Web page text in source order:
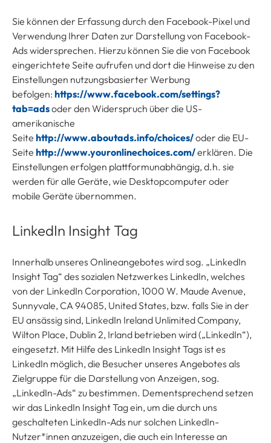
Sie können der Erfassung durch den Facebook-Pixel und
Verwendung Ihrer Daten zur Darstellung von Facebook-
Ads widersprechen. Hierzu können Sie die von Facebook
eingerichtete Seite aufrufen und dort die Hinweise zu den
Einstellungen nutzungsbasierter Werbung
befolgen: https://www.facebook.com/settings?
tab=adsoder den Widerspruch über die US-
amerikanische
Seite http://www.aboutads.info/choices/oder die EU-
Seite http://www.youronlinechoices.com/erklären. Die
Einstellungen erfolgen plattformunabhängig, d.h. sie
werden für alle Geräte, wie Desktopcomputer oder
mobile Geräte übernommen.
LinkedIn Insight Tag
Innerhalb unseres Onlineangebotes wird sog. „LinkedIn
Insight Tag“ des sozialen Netzwerkes LinkedIn, welches
von der LinkedIn Corporation, 1000 W. Maude Avenue,
Sunnyvale, CA 94085, United States, bzw. falls Sie in der
EU ansässig sind, LinkedIn Ireland Unlimited Company,
Wilton Place, Dublin 2, Irland betrieben wird („LinkedIn“),
eingesetzt. Mit Hilfe des LinkedIn Insight Tags ist es
LinkedIn möglich, die Besucher unseres Angebotes als
Zielgruppe für die Darstellung von Anzeigen, sog.
„LinkedIn-Ads“ zu bestimmen. Dementsprechend setzen
wir das LinkedIn Insight Tag ein, um die durch uns
geschalteten LinkedIn-Ads nur solchen LinkedIn-
Nutzer*innen anzuzeigen, die auch ein Interesse an